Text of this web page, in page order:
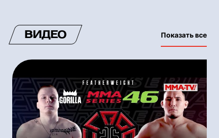
ВИДЕО Показать все